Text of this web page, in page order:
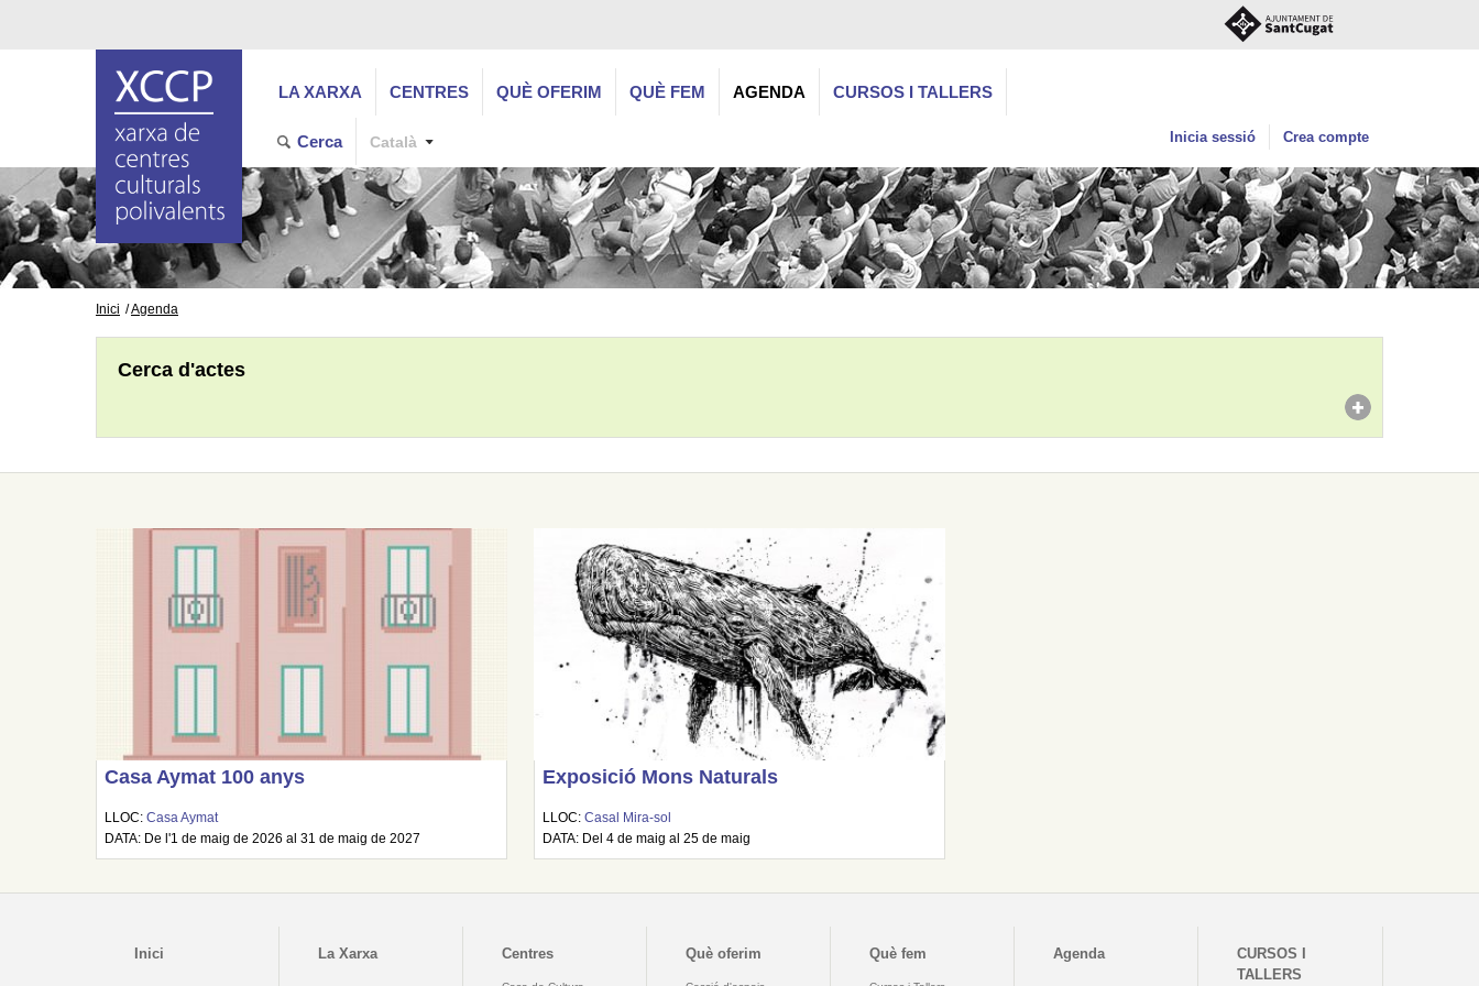
LA XARXA CENTRES QUÈ OFERIM QUÈ FEM AGENDA CURSOS I TALLERS
Cerca Català Inicia sessió Crea compte
Inici Agenda
Cerca d'actes
Casa Aymat 100 anys
LLOC:Casa Aymat
DATA: De l'1 de maig de 2026 al 31 de maig de 2027
Exposició Mons Naturals
LLOC:Casal Mira-sol
DATA: Del 4 de maig al 25 de maig
Inici La Xarxa Centres Què oferim Què fem Agenda
CURSOS I
TALLERS